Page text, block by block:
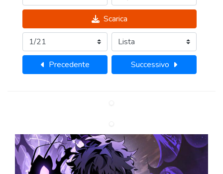
Scarica
Precedente Successivo